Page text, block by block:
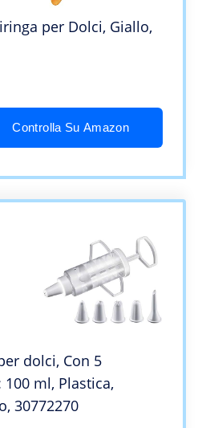
per Dolci, Giallo,
Controlla Su Amazon
dolci, Con 5
100 ml, Plastica,
30772270